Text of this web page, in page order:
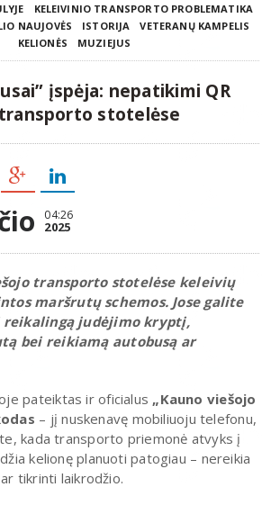
KELEIVINIO TRANSPORTO PROBLEMATIKA
NAUJOVĖS
ISTORIJA
VETERANŲ KAMPELIS
KELIONĖS
MUZIEJUS
įspėja: nepatikimi QR
stotelėse
04:26
2025
transporto stotelėse keleivių
maršrutų schemos. Jose galite
reikalingą judėjimo kryptį,
bei reikiamą autobusą ar
pateiktas ir oficialus „Kauno viešojo
– jį nuskenavę mobiliuoju telefonu,
kada transporto priemonė atvyks į
kelionę planuoti patogiau – nereikia
tikrinti laikrodžio.